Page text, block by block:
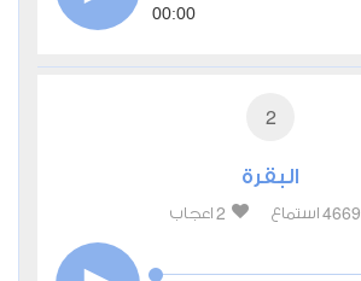
00:00
2
البقرة
استماع 2 اعجاب